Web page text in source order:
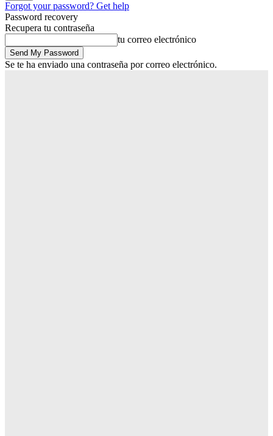
Forgot your password? Get help
Password recovery
Recupera tu contraseña
tu correo electrónico
Se te ha enviado una contraseña por correo electrónico.